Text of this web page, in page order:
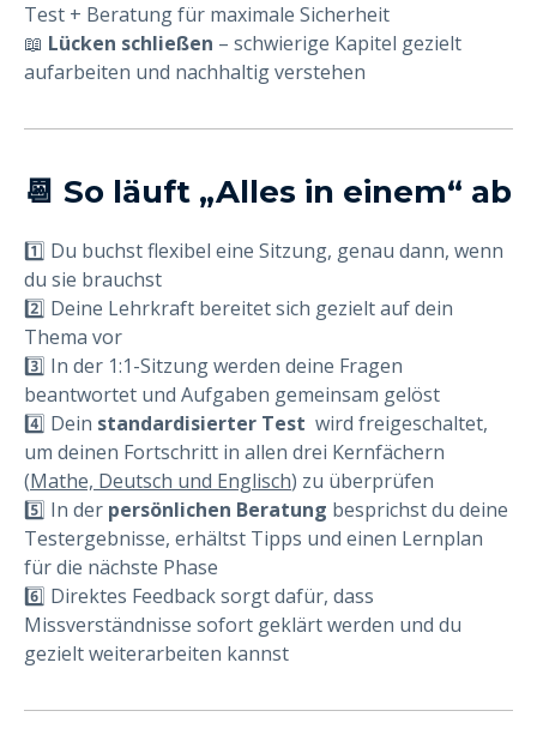
Test + Beratung für maximale Sicherheit
📖 Lücken schließen – schwierige Kapitel gezielt
aufarbeiten und nachhaltig verstehen
📆 So läuft „Alles in einem“ ab
1️⃣ Du buchst flexibel eine Sitzung, genau dann, wenn
du sie brauchst
2️⃣ Deine Lehrkraft bereitet sich gezielt auf dein
Thema vor
3️⃣ In der 1:1-Sitzung werden deine Fragen
beantwortet und Aufgaben gemeinsam gelöst
4️⃣ Dein standardisierter Test wird freigeschaltet,
um deinen Fortschritt in allen drei Kernfächern
(Mathe, Deutsch und Englisch) zu überprüfen
5️⃣ In der persönlichen Beratung besprichst du deine
Testergebnisse, erhältst Tipps und einen Lernplan
für die nächste Phase
6️⃣ Direktes Feedback sorgt dafür, dass
Missverständnisse sofort geklärt werden und du
gezielt weiterarbeiten kannst